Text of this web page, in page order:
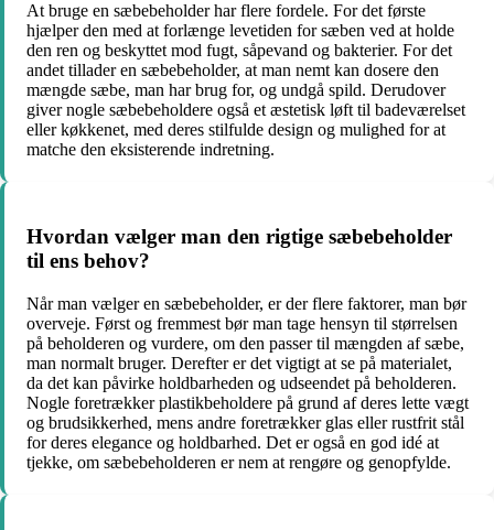
At bruge en sæbebeholder har flere fordele. For det første
hjælper den med at forlænge levetiden for sæben ved at holde
den ren og beskyttet mod fugt, såpevand og bakterier. For det
andet tillader en sæbebeholder, at man nemt kan dosere den
mængde sæbe, man har brug for, og undgå spild. Derudover
giver nogle sæbebeholdere også et æstetisk løft til badeværelset
eller køkkenet, med deres stilfulde design og mulighed for at
matche den eksisterende indretning.
Hvordan vælger man den rigtige sæbebeholder
til ens behov?
Når man vælger en sæbebeholder, er der flere faktorer, man bør
overveje. Først og fremmest bør man tage hensyn til størrelsen
på beholderen og vurdere, om den passer til mængden af sæbe,
man normalt bruger. Derefter er det vigtigt at se på materialet,
da det kan påvirke holdbarheden og udseendet på beholderen.
Nogle foretrækker plastikbeholdere på grund af deres lette vægt
og brudsikkerhed, mens andre foretrækker glas eller rustfrit stål
for deres elegance og holdbarhed. Det er også en god idé at
tjekke, om sæbebeholderen er nem at rengøre og genopfylde.